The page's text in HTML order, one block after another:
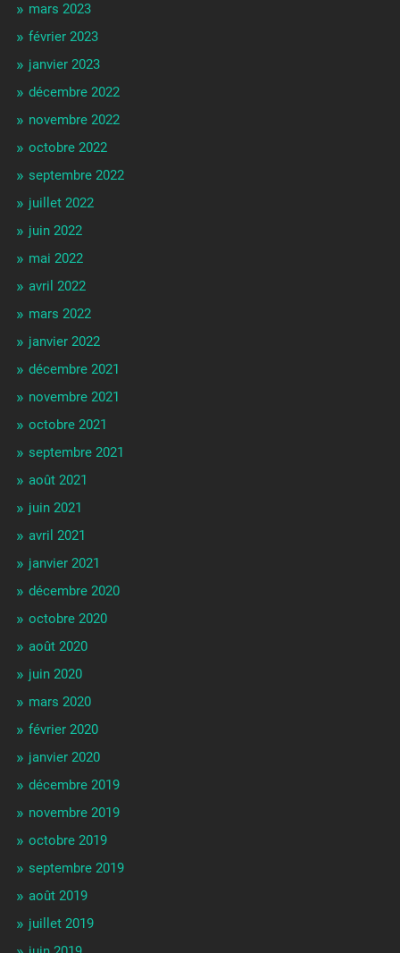
mars 2023
février 2023
janvier 2023
décembre 2022
novembre 2022
octobre 2022
septembre 2022
juillet 2022
juin 2022
mai 2022
avril 2022
mars 2022
janvier 2022
décembre 2021
novembre 2021
octobre 2021
septembre 2021
août 2021
juin 2021
avril 2021
janvier 2021
décembre 2020
octobre 2020
août 2020
juin 2020
mars 2020
février 2020
janvier 2020
décembre 2019
novembre 2019
octobre 2019
septembre 2019
août 2019
juillet 2019